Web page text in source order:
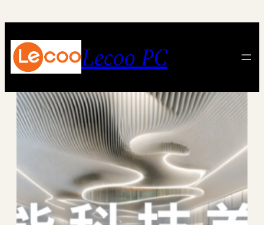
内
容
Lecoo PC